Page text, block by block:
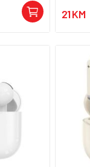
4.5 sati,
4.5 sata,
21 KM